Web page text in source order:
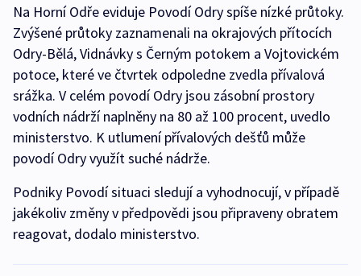
Na Horní Odře eviduje Povodí Odry spíše nízké průtoky.
Zvýšené průtoky zaznamenali na okrajových přítocích
Odry-Bělá, Vidnávky s Černým potokem a Vojtovickém
potoce, které ve čtvrtek odpoledne zvedla přívalová
srážka. V celém povodí Odry jsou zásobní prostory
vodních nádrží naplněny na 80 až 100 procent, uvedlo
ministerstvo. K utlumení přívalových dešťů může
povodí Odry využít suché nádrže.
Podniky Povodí situaci sledují a vyhodnocují, v případě
jakékoliv změny v předpovědi jsou připraveny obratem
reagovat, dodalo ministerstvo.